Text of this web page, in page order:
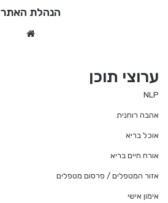
הנהלת האתר
ערוצי תוכן
NLP
אהבה רוחנית
אוכל בריא
אורח חיים בריא
אזור המטפלים / פרסום מטפלים
אימון אישי